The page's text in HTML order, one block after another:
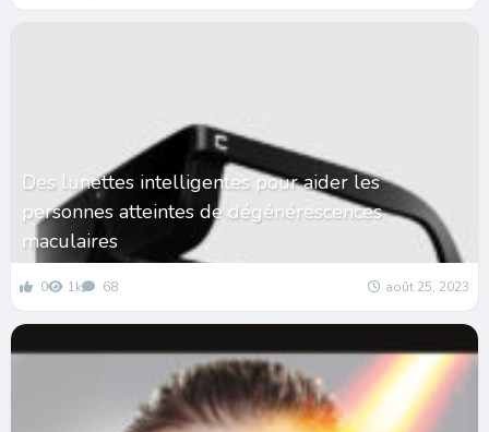
Des lunettes intelligentes pour aider les
personnes atteintes de dégénérescences
maculaires
0 1k 68 août 25, 2023